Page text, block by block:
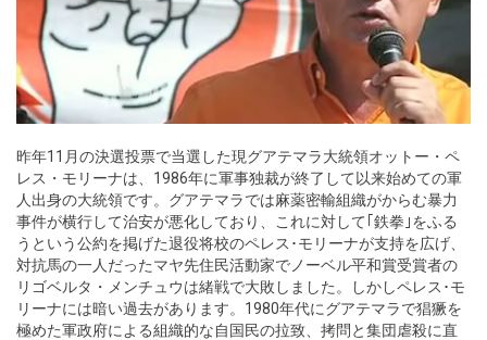
昨年11月の決選投票で当選した現グアテマラ大統領オットー・ペ
レス・モリーナは、1986年に軍事独裁が終了して以来始めての軍
人出身の大統領です。グアテマラでは麻薬密輸組織がからむ暴力
事件が横行して治安が悪化しており、これに対して｢鉄拳｣をふる
うという公約を掲げた退役将校のペレス･モリーナが支持を広げ、
対抗馬の一人だったマヤ先住民活動家でノーベル平和賞受賞者の
リゴベルタ・メンチュウは緒戦で大敗しました。しかしペレス･モ
リーナには暗い過去があります。1980年代にグアテマラで猖獗を
極めた軍政府による組織的な自国民の拉致、拷問と集団虐殺に直